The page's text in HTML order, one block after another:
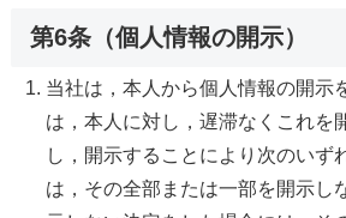
第6条（個人情報の開示）
当社は，本人から個人情報の開示
は，本人に対し，遅滞なくこれを
し，開示することにより次のいず
は，その全部または一部を開示し